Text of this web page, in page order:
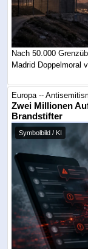
Nach 50.000
Madrid Doppelmoral
Europa --
Zwei Millionen
Brandstifter
Symbolbild / KI